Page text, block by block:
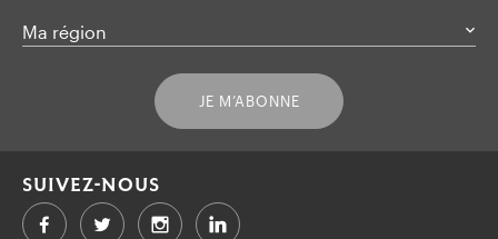
Ma région
JE M’ABONNE
SUIVEZ-NOUS
FacebookTwitter LinkedIn